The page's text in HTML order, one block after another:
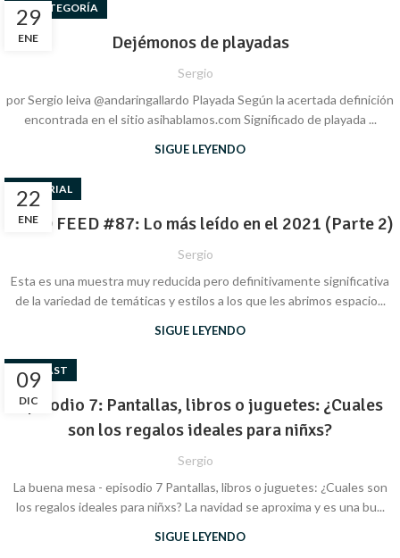
29
ENE
SIN CATEGORÍA
Dejémonos de playadas
Sergio
por Sergio leiva @andaringallardo Playada Según la acertada definición
encontrada en el sitio asihablamos.com Significado de playada ...
SIGUE LEYENDO
22
ENE
EDITORIAL
GOOD FEED #87: Lo más leído en el 2021 (Parte 2)
Sergio
Esta es una muestra muy reducida pero definitivamente significativa
de la variedad de temáticas y estilos a los que les abrimos espacio...
SIGUE LEYENDO
09
DIC
PODCAST
Episodio 7: Pantallas, libros o juguetes: ¿Cuales
son los regalos ideales para niñxs?
Sergio
La buena mesa - episodio 7 Pantallas, libros o juguetes: ¿Cuales son
los regalos ideales para niñxs? La navidad se aproxima y es una bu...
SIGUE LEYENDO